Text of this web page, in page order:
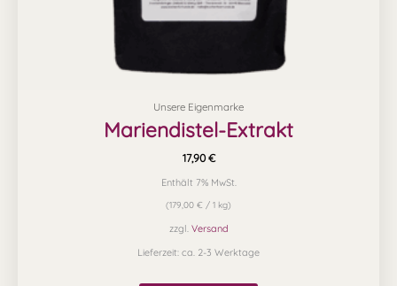
Unsere Eigenmarke
Mariendistel-Extrakt
17,90€
Enthält 7% MwSt.
(179,00 € / 1 kg)
zzgl. Versand
Lieferzeit: ca. 2-3 Werktage